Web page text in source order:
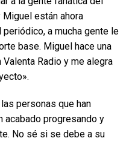
están ahora
periódico, a mucha gente le
base. Miguel hace una
Radio y me alegra
personas que han
acabado progresando y
No sé si se debe a su